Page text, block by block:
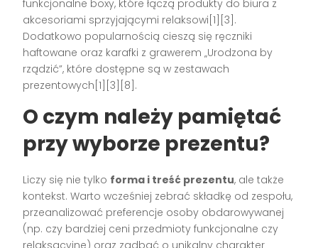
funkcjonalne boxy, które łączą produkty do biura z
akcesoriami sprzyjającymi relaksowi[1][3].
Dodatkowo popularnością cieszą się ręczniki
haftowane oraz karafki z grawerem „Urodzona by
rządzić”, które dostępne są w zestawach
prezentowych[1][3][8].
O czym należy pamiętać
przy wyborze prezentu?
Liczy się nie tylko forma i treść prezentu, ale także
kontekst. Warto wcześniej zebrać składkę od zespołu,
przeanalizować preferencje osoby obdarowywanej
(np. czy bardziej ceni przedmioty funkcjonalne czy